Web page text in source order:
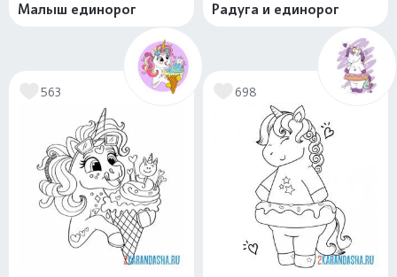
Малыш единорог Радуга и единорог
563 698